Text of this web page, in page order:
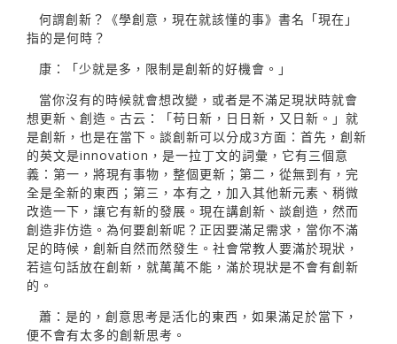
何謂創新？《學創意，現在就該懂的事》書名「現在」
指的是何時？
康：「少就是多，限制是創新的好機會。」
當你沒有的時候就會想改變，或者是不滿足現狀時就會
想更新、創造。古云：「苟日新，日日新，又日新。」就
是創新，也是在當下。談創新可以分成3方面：首先，創新
的英文是innovation，是一拉丁文的詞彙，它有三個意
義：第一，將現有事物，整個更新；第二，從無到有，完
全是全新的東西；第三，本有之，加入其他新元素、稍微
改造一下，讓它有新的發展。現在講創新、談創造，然而
創造非仿造。為何要創新呢？正因要滿足需求，當你不滿
足的時候，創新自然而然發生。社會常教人要滿於現狀，
若這句話放在創新，就萬萬不能，滿於現狀是不會有創新
的。
蕭：是的，創意思考是活化的東西，如果滿足於當下，
便不會有太多的創新思考。